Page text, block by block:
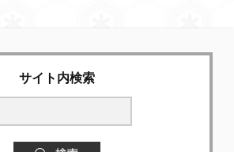
サイト内検索